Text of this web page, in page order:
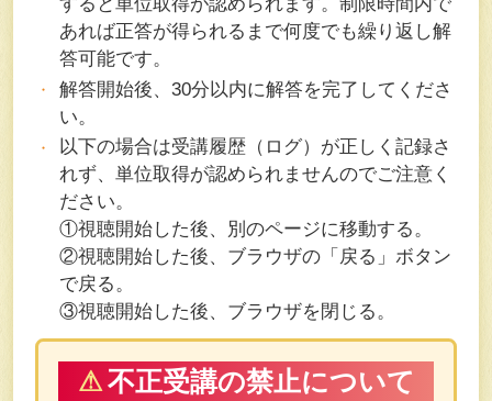
すると単位取得が認められます。制限時間内で
あれば正答が得られるまで何度でも繰り返し解
答可能です。
解答開始後、30分以内に解答を完了してくださ
い。
以下の場合は受講履歴（ログ）が正しく記録さ
れず、単位取得が認められませんのでご注意く
ださい。
①視聴開始した後、別のページに移動する。
②視聴開始した後、ブラウザの「戻る」ボタン
で戻る。
③視聴開始した後、ブラウザを閉じる。
⚠ 不正受講の禁止について